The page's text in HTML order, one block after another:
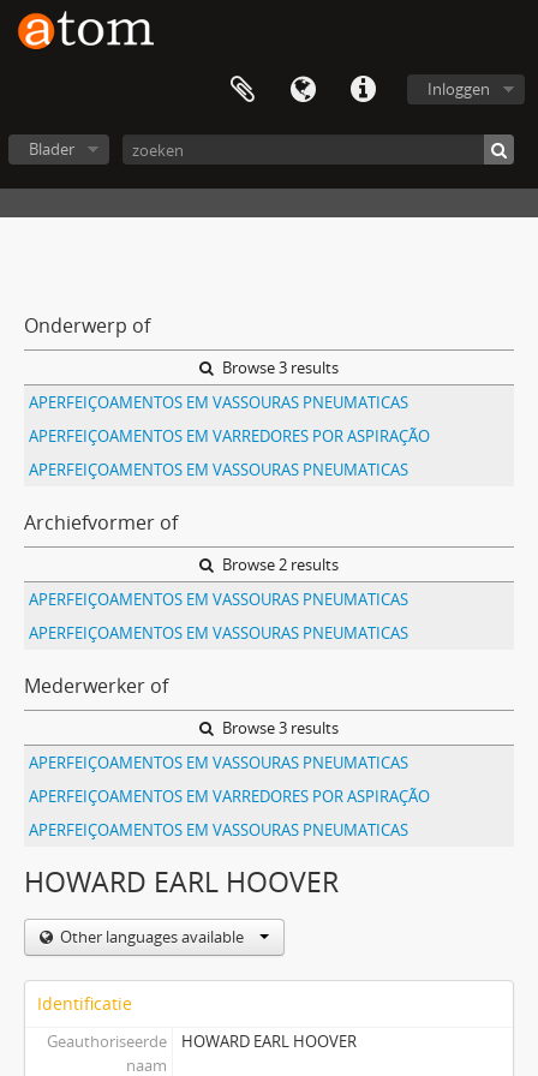
Inloggen
Blader
Onderwerp of
Browse 3 results
APERFEIÇOAMENTOS EM VASSOURAS PNEUMATICAS
APERFEIÇOAMENTOS EM VARREDORES POR ASPIRAÇÃO
APERFEIÇOAMENTOS EM VASSOURAS PNEUMATICAS
Archiefvormer of
Browse 2 results
APERFEIÇOAMENTOS EM VASSOURAS PNEUMATICAS
APERFEIÇOAMENTOS EM VASSOURAS PNEUMATICAS
Mederwerker of
Browse 3 results
APERFEIÇOAMENTOS EM VASSOURAS PNEUMATICAS
APERFEIÇOAMENTOS EM VARREDORES POR ASPIRAÇÃO
APERFEIÇOAMENTOS EM VASSOURAS PNEUMATICAS
HOWARD EARL HOOVER
Other languages available
Identificatie
Geauthoriseerde
naam
HOWARD EARL HOOVER